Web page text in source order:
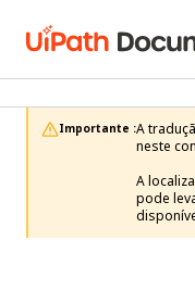
Importante :A
neste
A
pode